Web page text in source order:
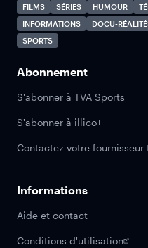
FILMS SÉRIES HUMOUR
INFORMATIONS
DOCU-
SPORTS
Abonnement
S'abonner à TVA Sports
S'abonner à illico+
Contactez votre fournisseur
Informations
Aide et contact
Conditions d'utilisation